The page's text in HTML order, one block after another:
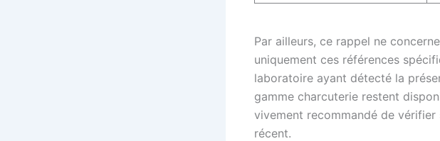
Par ailleurs, ce rappel ne
uniquement ces références
laboratoire ayant détecté la
gamme charcuterie restent
vivement recommandé de vérifier
récent.